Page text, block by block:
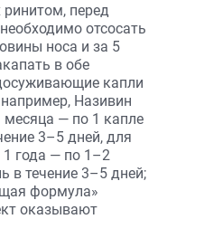
перед
отсосать
носа и за 5
в обе
капли
Називин
месяца — по 1 капле
3–5 дней, для
1 года — по 1–2
в течение 3–5 дней;
формула»
оказывают